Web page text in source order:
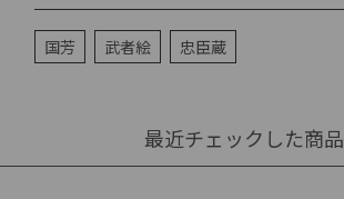
国芳 武者絵 忠臣蔵
最近チェックした商品